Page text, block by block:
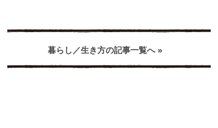
暮らし／生き方の記事一覧へ »